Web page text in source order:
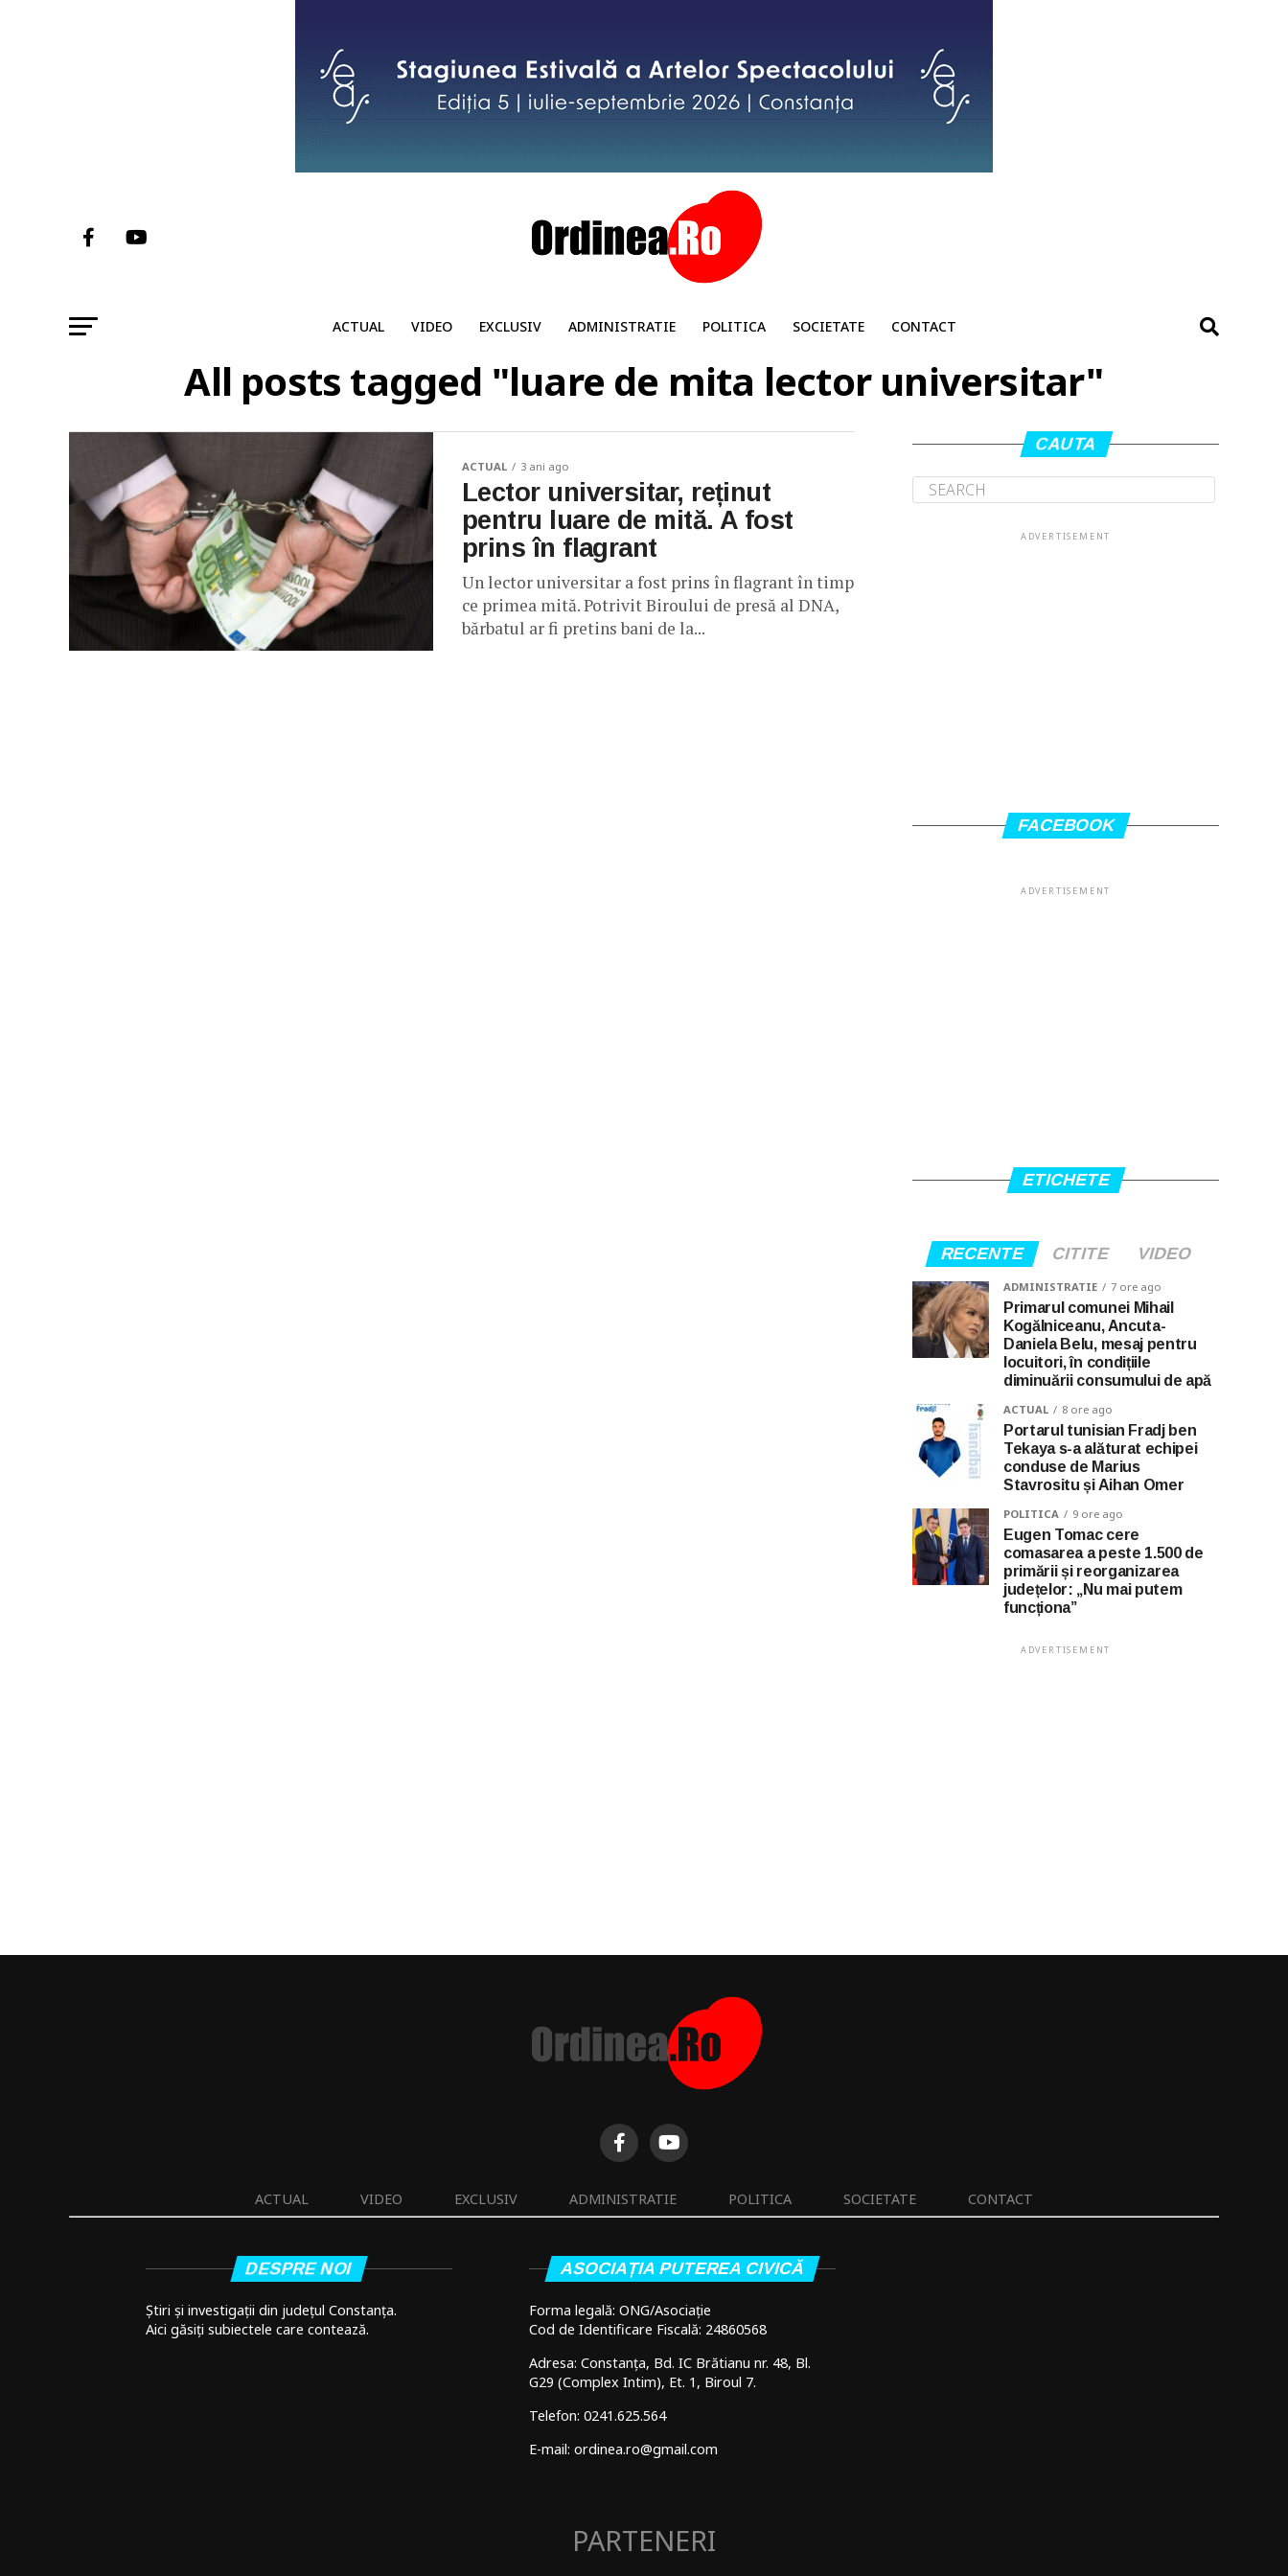
ACTUAL VIDEO EXCLUSIV ADMINISTRATIE POLITICA SOCIETATE CONTACT
All posts tagged "luare de mita lector universitar"
ACTUAL 3 ani ago
Lector universitar, reținut
pentru luare de mită. A fost
prins în flagrant
Un lector universitar a fost prins în flagrant în timp
ce primea mită. Potrivit Biroului de presă al DNA,
bărbatul ar fi pretins bani de la...
CAUTA
ADVERTISEMENT
FACEBOOK
ADVERTISEMENT
ETICHETE
RECENTE CITITE VIDEO
ADMINISTRATIE 7 ore ago
Primarul comunei Mihail
Kogălniceanu, Ancuta-
Daniela Belu, mesaj pentru
locuitori, în condițiile
diminuării consumului de apă
ACTUAL 8 ore ago
Portarul tunisian Fradj ben
Tekaya s-a alăturat echipei
conduse de Marius
Stavrositu și Aihan Omer
POLITICA 9 ore ago
Eugen Tomac cere
comasarea a peste 1.500 de
primării și reorganizarea
județelor: „Nu mai putem
funcționa”
ADVERTISEMENT
ACTUAL VIDEO EXCLUSIV ADMINISTRATIE POLITICA SOCIETATE CONTACT
DESPRE NOI
Știri și investigații din județul Constanța.
Aici găsiți subiectele care contează.
ASOCIAȚIA PUTEREA CIVICĂ
Forma legală: ONG/Asociație
Cod de Identificare Fiscală: 24860568
Adresa: Constanța, Bd. IC Brătianu nr. 48, Bl.
G29 (Complex Intim), Et. 1, Biroul 7.
Telefon: 0241.625.564
E-mail: ordinea.ro@gmail.com
PARTENERI